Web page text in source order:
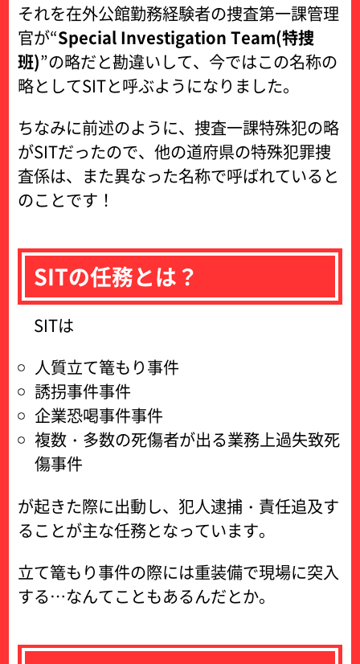
それを在外公館勤務経験者の捜査第一課管理
官が“Special Investigation Team(特捜
班)”の略だと勘違いして、今ではこの名称の
略としてSITと呼ぶようになりました。
ちなみに前述のように、捜査一課特殊犯の略
がSITだったので、他の道府県の特殊犯罪捜
査係は、また異なった名称で呼ばれていると
のことです！
SITの任務とは？
SITは
人質立て篭もり事件
誘拐事件事件
企業恐喝事件事件
複数・多数の死傷者が出る業務上過失致死
傷事件
が起きた際に出動し、犯人逮捕・責任追及す
ることが主な任務となっています。
立て篭もり事件の際には重装備で現場に突入
する…なんてこともあるんだとか。